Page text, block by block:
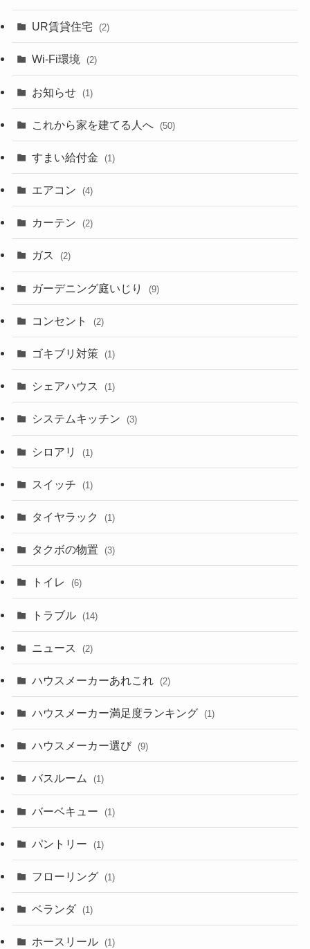
UR賃貸住宅 (2)
Wi-Fi環境 (2)
お知らせ (1)
これから家を建てる人へ (50)
すまい給付金 (1)
エアコン (4)
カーテン (2)
ガス (2)
ガーデニング庭いじり (9)
コンセント (2)
ゴキブリ対策 (1)
シェアハウス (1)
システムキッチン (3)
シロアリ (1)
スイッチ (1)
タイヤラック (1)
タクボの物置 (3)
トイレ (6)
トラブル (14)
ニュース (2)
ハウスメーカーあれこれ (2)
ハウスメーカー満足度ランキング (1)
ハウスメーカー選び (9)
バスルーム (1)
バーベキュー (1)
パントリー (1)
フローリング (1)
ベランダ (1)
ホースリール (1)